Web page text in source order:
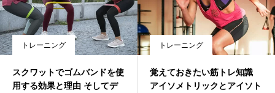
トレーニング
スクワットでゴムバンドを使
用する効果と理由 そしてデ
トレーニング
覚えておきたい筋トレ知識
アイソメトリックとアイソト